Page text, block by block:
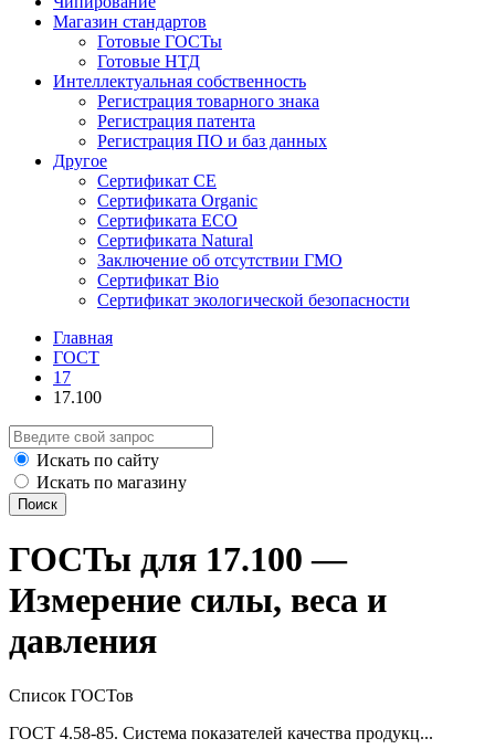
Магазин стандартов
Готовые ГОСТы
Готовые НТД
Интеллектуальная собственность
Регистрация товарного знака
Регистрация патента
Регистрация ПО и баз данных
Другое
Сертификат СЕ
Сертификата Organic
Сертификата ECO
Сертификата Natural
Заключение об отсутствии ГМО
Сертификат Bio
Сертификат экологической безопасности
Главная
ГОСТ
17
17.100
Искать по сайту
Искать по магазину
Поиск
ГОСТы для 17.100 —
Измерение силы, веса и
давления
Список ГОСТов
ГОСТ 4.58-85. Система показателей качества продукц...